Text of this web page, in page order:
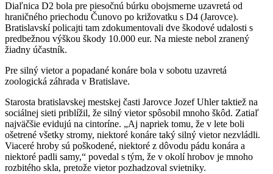
Diaľnica D2 bola pre piesočnú búrku obojsmerne uzavretá od
hraničného priechodu Čunovo po križovatku s D4 (Jarovce).
Bratislavskí policajti tam zdokumentovali dve škodové udalosti s
predbežnou výškou škody 10.000 eur. Na mieste nebol zranený
žiadny účastník.
Pre silný vietor a popadané konáre bola v sobotu uzavretá
zoologická záhrada v Bratislave.
Starosta bratislavskej mestskej časti Jarovce Jozef Uhler taktiež na
sociálnej sieti priblížil, že silný vietor spôsobil mnoho škôd. Zatiaľ
najväčšie evidujú na cintoríne. „Aj napriek tomu, že v lete boli
ošetrené všetky stromy, niektoré konáre taký silný vietor nezvládli.
Viaceré hroby sú poškodené, niektoré z dôvodu pádu konára a
niektoré padli samy,“ povedal s tým, že v okolí hrobov je mnoho
rozbitého skla, pretože vietor pozhadzoval svietniky.